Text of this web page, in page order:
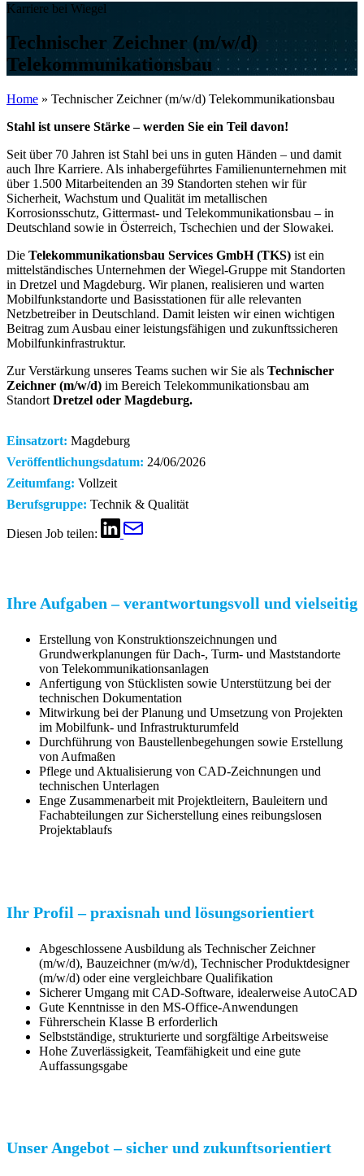
Karriere bei Wiegel
Technischer Zeichner (m/w/d)
Telekommunikationsbau
Home » Technischer Zeichner (m/w/d) Telekommunikationsbau
Stahl ist unsere Stärke – werden Sie ein Teil davon!
Seit über 70 Jahren ist Stahl bei uns in guten Händen – und damit
auch Ihre Karriere. Als inhabergeführtes Familienunternehmen mit
über 1.500 Mitarbeitenden an 39 Standorten stehen wir für
Sicherheit, Wachstum und Qualität im metallischen
Korrosionsschutz, Gittermast- und Telekommunikationsbau – in
Deutschland sowie in Österreich, Tschechien und der Slowakei.
Die Telekommunikationsbau Services GmbH (TKS) ist ein
mittelständisches Unternehmen derWiegel-Gruppe mit Standorten
in Dretzel und Magdeburg. Wir planen, realisieren und warten
Mobilfunkstandorte und Basisstationen für alle relevanten
Netzbetreiber in Deutschland. Damit leisten wir einen wichtigen
Beitrag zum Ausbau einer leistungsfähigen und zukunftssicheren
Mobilfunkinfrastruktur.
Zur Verstärkung unseres Teams suchen wir Sie als Technischer
Zeichner (m/w/d) im Bereich Telekommunikationsbau am
Standort Dretzel oder Magdeburg.
Einsatzort: Magdeburg
Veröffentlichungsdatum: 24/06/2026
Zeitumfang: Vollzeit
Berufsgruppe: Technik & Qualität
Diesen Job teilen:
Ihre Aufgaben – verantwortungsvoll und vielseitig
Erstellung von Konstruktionszeichnungen und
Grundwerkplanungen für Dach-, Turm- und Maststandorte
von Telekommunikationsanlagen
Anfertigung von Stücklisten sowie Unterstützung bei der
technischen Dokumentation
Mitwirkung bei der Planung und Umsetzung von Projekten
im Mobilfunk- und Infrastrukturumfeld
Durchführung von Baustellenbegehungen sowie Erstellung
von Aufmaßen
Pflege und Aktualisierung von CAD-Zeichnungen und
technischen Unterlagen
Enge Zusammenarbeit mit Projektleitern, Bauleitern und
Fachabteilungen zur Sicherstellung eines reibungslosen
Projektablaufs
Ihr Profil – praxisnah und lösungsorientiert
Abgeschlossene Ausbildung als Technischer Zeichner
(m/w/d), Bauzeichner (m/w/d), Technischer Produktdesigner
(m/w/d) oder eine vergleichbare Qualifikation
Sicherer Umgang mit CAD-Software, idealerweise AutoCAD
Gute Kenntnisse in den MS-Office-Anwendungen
Führerschein Klasse B erforderlich
Selbstständige, strukturierte und sorgfältige Arbeitsweise
Hohe Zuverlässigkeit, Teamfähigkeit und eine gute
Auffassungsgabe
Unser Angebot – sicher und zukunftsorientiert